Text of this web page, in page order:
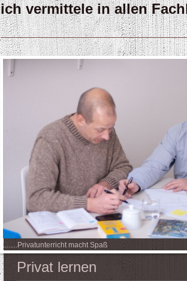
ich vermittele in allen
........Privatunterricht macht Spaß
Privat lernen